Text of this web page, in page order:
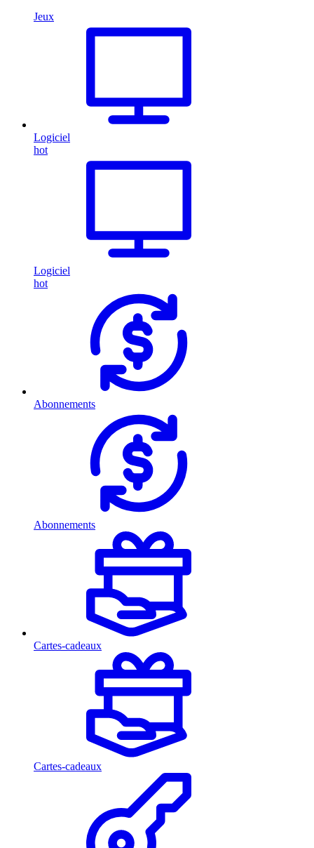
Jeux
Logiciel
hot
Logiciel
hot
Abonnements
Abonnements
Cartes-cadeaux
Cartes-cadeaux